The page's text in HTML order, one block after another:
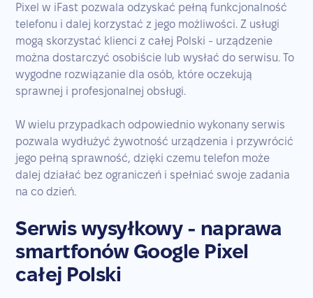
Pixel w iFast pozwala odzyskać pełną funkcjonalność
telefonu i dalej korzystać z jego możliwości. Z usługi
mogą skorzystać klienci z całej Polski - urządzenie
można dostarczyć osobiście lub wysłać do serwisu. To
wygodne rozwiązanie dla osób, które oczekują
sprawnej i profesjonalnej obsługi.
W wielu przypadkach odpowiednio wykonany serwis
pozwala wydłużyć żywotność urządzenia i przywrócić
jego pełną sprawność, dzięki czemu telefon może
dalej działać bez ograniczeń i spełniać swoje zadania
na co dzień.
Serwis wysyłkowy - naprawa
smartfonów Google Pixel
całej Polski